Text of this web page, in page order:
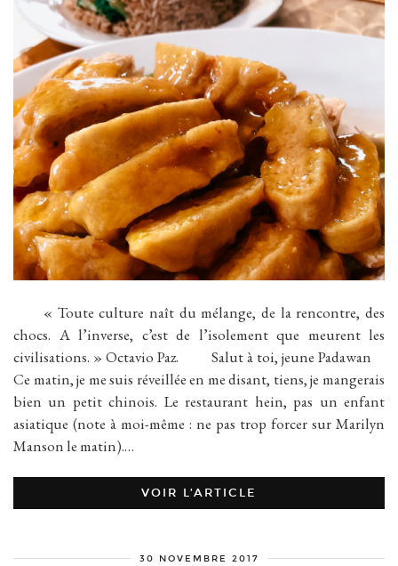
« Toute culture naît du mélange, de la rencontre, des
chocs. A l’inverse, c’est de l’isolement que meurent les
civilisations. » Octavio Paz. Salut à toi, jeune Padawan
Ce matin, je me suis réveillée en me disant, tiens, je mangerais
bien un petit chinois. Le restaurant hein, pas un enfant
asiatique (note à moi-même : ne pas trop forcer sur Marilyn
Manson le matin).…
VOIR L’ARTICLE
30 NOVEMBRE 2017